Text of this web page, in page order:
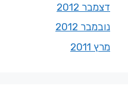
דצמבר 2012
נובמבר 2012
מרץ 2011